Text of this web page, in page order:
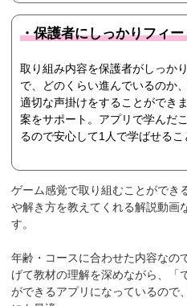
・保護者にしっかりフィ
取り組み内容を保護者がしっか
で、どのくらい進んでいるのか
適切な声掛けをすることができ
案をサポート。アプリで学んだ
るので安心して1人で学ばせるこ
ゲーム感覚で取り組むことができ
や解き方を教えてくれる解説動画
す。
年齢・コースに合わせた内容なの
げて教材の理解を深めながら、「
ができるアプリになっているので